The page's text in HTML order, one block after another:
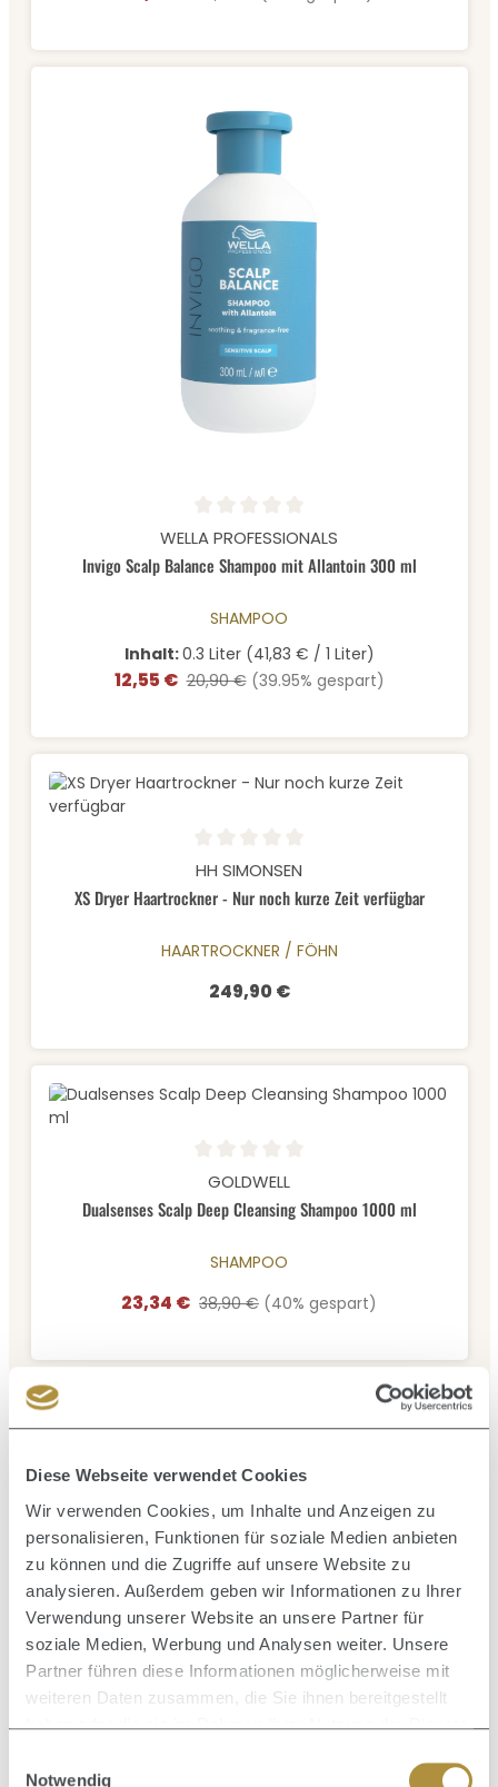
Diese Webseite verwendet Cookies
Wir verwenden Cookies, um Inhalte und Anzeigen zu
personalisieren, Funktionen für soziale Medien anbieten
zu können und die Zugriffe auf unsere Website zu
analysieren. Außerdem geben wir Informationen zu Ihrer
Verwendung unserer Website an unsere Partner für
soziale Medien, Werbung und Analysen weiter. Unsere
Partner führen diese Informationen möglicherweise mit
weiteren Daten zusammen, die Sie ihnen bereitgestellt
haben oder die sie im Rahmen Ihrer Nutzung der Dienste
Notwendig
Durchschnittliche Bewertung von 0 von 5 Sternen
WELLA PROFESSIONALS
Invigo Scalp Balance Shampoo mit Allantoin 300 ml
SHAMPOO
Inhalt:0.3 Liter (41,83 € / 1 Liter)
Verkaufspreis:
12,55 € Regulärer Preis:
20,90 € (39.95% gespart)
Durchschnittliche Bewertung von 0 von 5 Sternen
HH SIMONSEN
XS Dryer Haartrockner - Nur noch kurze Zeit verfügbar
HAARTROCKNER / FÖHN
Regulärer Preis:
249,90 €
Durchschnittliche Bewertung von 0 von 5 Sternen
GOLDWELL
Dualsenses Scalp Deep Cleansing Shampoo 1000 ml
SHAMPOO
Verkaufspreis:
23,34 € Regulärer Preis:
38,90 € (40% gespart)